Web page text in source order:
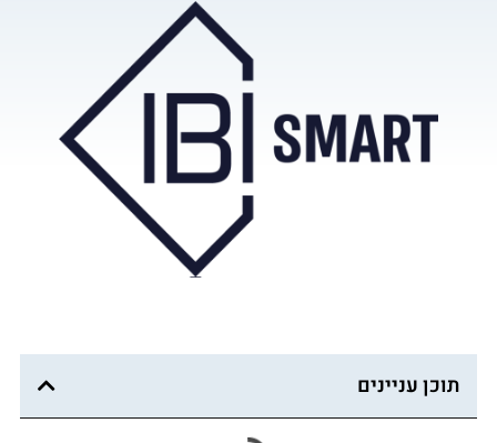
תוכן עניינים